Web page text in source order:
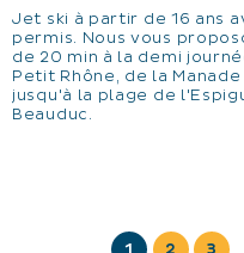
Jet ski à partir de 16 ans
permis. Nous vous
de 20 min à la demi
Petit Rhône, de la
jusqu'à la plage de
Beauduc.